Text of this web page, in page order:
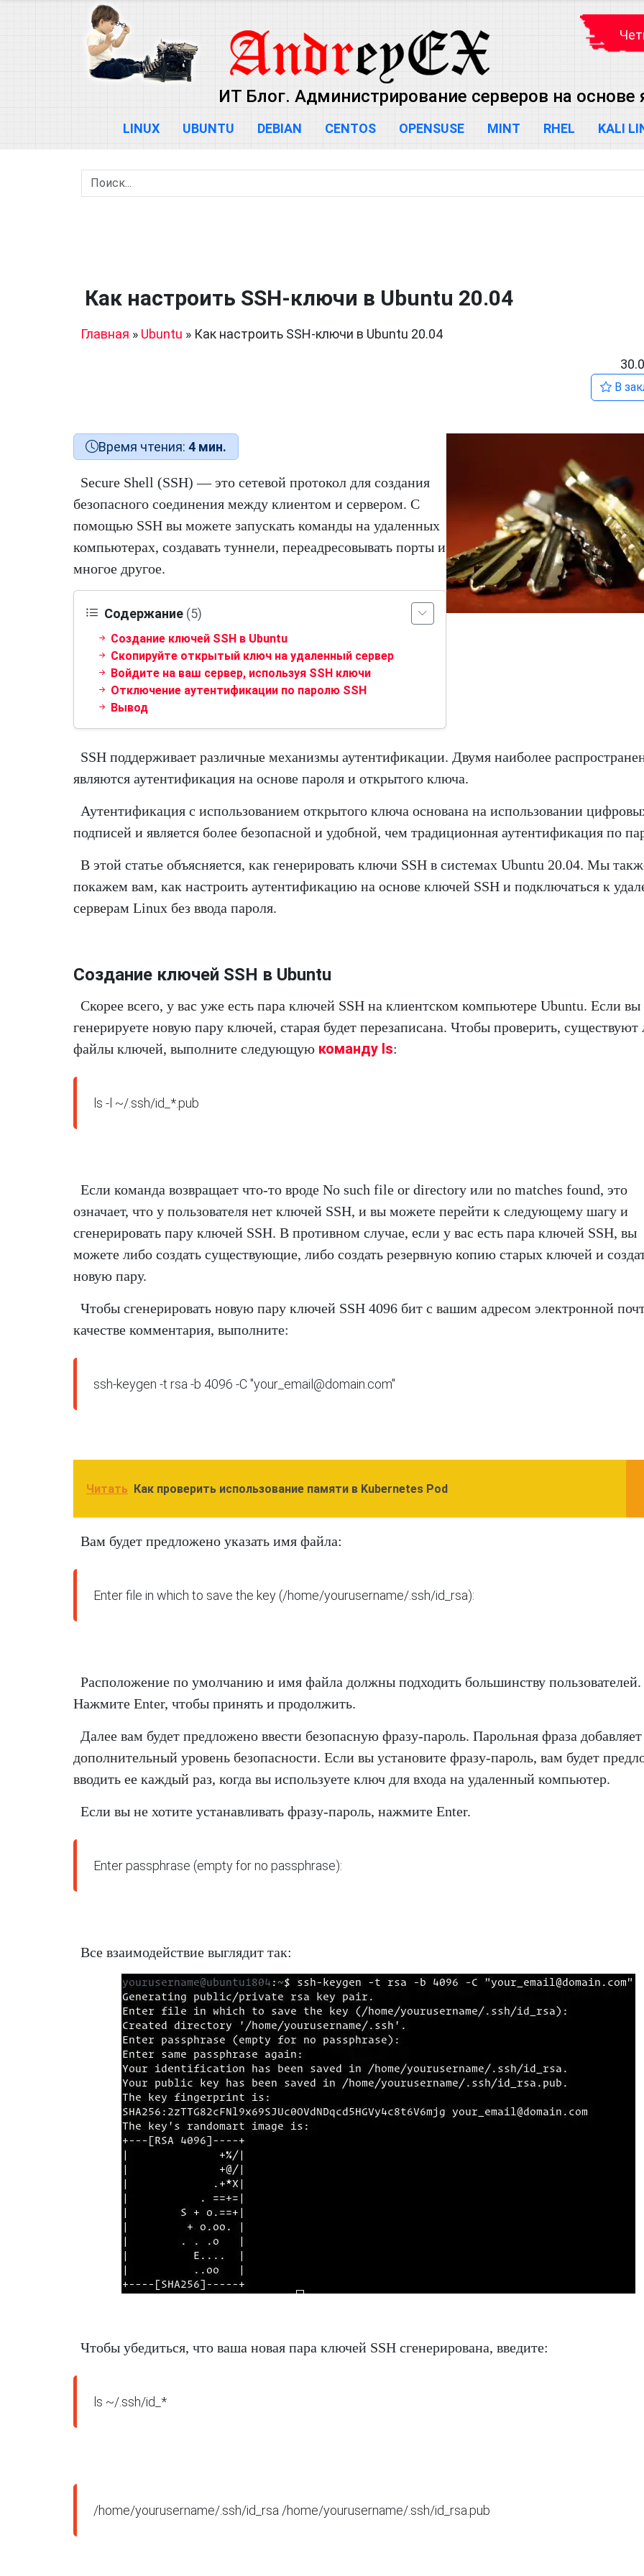
ИТ Блог. Администрирование серверов на основе
LINUX UBUNTU DEBIAN CENTOS OPENSUSE MINT RHEL KALI
Как настроить SSH-ключи в Ubuntu 20.04
Главная » Ubuntu » Как настроить SSH-ключи в Ubuntu 20.04
В
Время чтения: 4 мин.
Secure Shell (SSH) — это сетевой протокол для создания
безопасного соединения между клиентом и сервером. С
помощью SSH вы можете запускать команды на удаленных
компьютерах, создавать туннели, переадресовывать порты и
многое другое.
Содержание (5)
Создание ключей SSH в Ubuntu
Скопируйте открытый ключ на удаленный сервер
Войдите на ваш сервер, используя SSH ключи
Отключение аутентификации по паролю SSH
Вывод
SSH поддерживает различные механизмы аутентификации. Двумя наиболее
являются аутентификация на основе пароля и открытого ключа.
Аутентификация с использованием открытого ключа основана на использовании
подписей и является более безопасной и удобной, чем традиционная аутентификация по
В этой статье объясняется, как генерировать ключи SSH в системах Ubuntu 20.04. Мы
покажем вам, как настроить аутентификацию на основе ключей SSH и подключаться к
серверам Linux без ввода пароля.
Создание ключей SSH в Ubuntu
Скорее всего, у вас уже есть пара ключей SSH на клиентском компьютере Ubuntu. Если вы
генерируете новую пару ключей, старая будет перезаписана. Чтобы проверить, существуют
файлы ключей, выполните следующую команду ls:
ls -l ~/.ssh/id_*.pub
Если команда возвращает что-то вроде No such file or directory или no matches found, это
означает, что у пользователя нет ключей SSH, и вы можете перейти к следующему шагу и
сгенерировать пару ключей SSH. В противном случае, если у вас есть пара ключей SSH, вы
можете либо создать существующие, либо создать резервную копию старых ключей и
новую пару.
Чтобы сгенерировать новую пару ключей SSH 4096 бит с вашим адресом электронной
качестве комментария, выполните:
ssh-keygen -t rsa -b 4096 -C "your_email@domain.com"
Читать Как проверить использование памяти в Kubernetes Pod
Вам будет предложено указать имя файла:
Расположение по умолчанию и имя файла должны подходить большинству пользователей.
Нажмите Enter, чтобы принять и продолжить.
Далее вам будет предложено ввести безопасную фразу-пароль. Парольная фраза добавляет
дополнительный уровень безопасности. Если вы установите фразу-пароль, вам будет
вводить ее каждый раз, когда вы используете ключ для входа на удаленный компьютер.
Если вы не хотите устанавливать фразу-пароль, нажмите Enter.
Все взаимодействие выглядит так:
Чтобы убедиться, что ваша новая пара ключей SSH сгенерирована, введите:
ls ~/.ssh/id_*